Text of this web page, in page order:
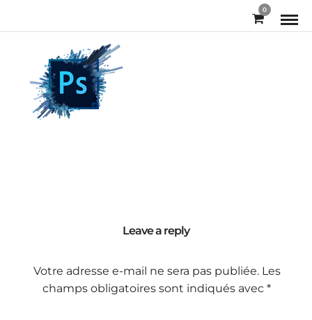
0
Leave a reply
Votre adresse e-mail ne sera pas publiée. Les
champs obligatoires sont indiqués avec*